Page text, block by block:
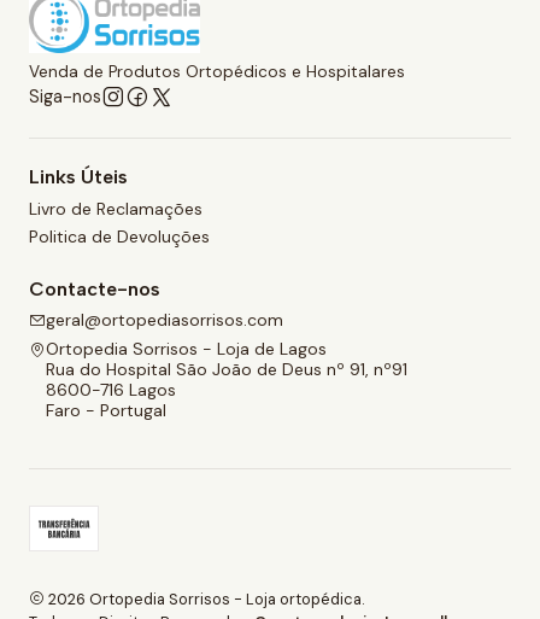
Venda de Produtos Ortopédicos e Hospitalares
Siga-nos
Links Úteis
Livro de Reclamações
Politica de Devoluções
Contacte-nos
geral@ortopediasorrisos.com
Ortopedia Sorrisos - Loja de Lagos
Rua do Hospital São João de Deus nº 91, nº91
8600-716 Lagos
Faro - Portugal
2026 Ortopedia Sorrisos - Loja ortopédica.